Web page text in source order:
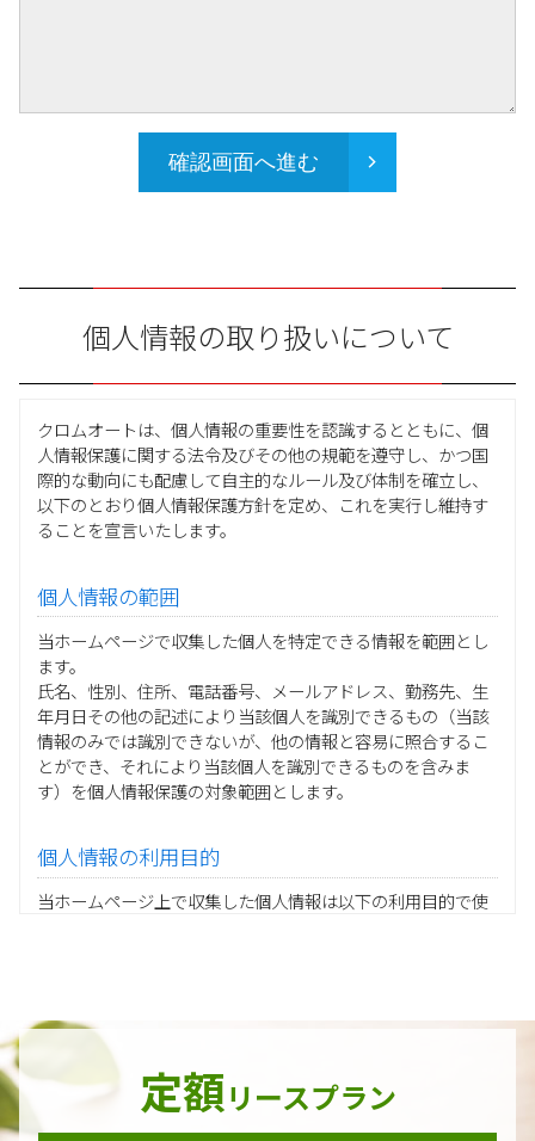
確認画面へ進む
個人情報の取り扱いについて
クロムオートは、個人情報の重要性を認識するとともに、個
人情報保護に関する法令及びその他の規範を遵守し、かつ国
際的な動向にも配慮して自主的なルール及び体制を確立し、
以下のとおり個人情報保護方針を定め、これを実行し維持す
ることを宣言いたします。
個人情報の範囲
当ホームページで収集した個人を特定できる情報を範囲とし
ます。
氏名、性別、住所、電話番号、メールアドレス、勤務先、生
年月日その他の記述により当該個人を識別できるもの（当該
情報のみでは識別できないが、他の情報と容易に照合するこ
とができ、それにより当該個人を識別できるものを含みま
す）を個人情報保護の対象範囲とします。
個人情報の利用目的
当ホームページ上で収集した個人情報は以下の利用目的で使
当グループの業務に従事する協力会社様担当者の識別
当グループ内で共同利用する人事関連システムの運用
ダイレクトメール等を利用したアンケート・キャンペーン
などの意見・情報の調査
定額リースプラン